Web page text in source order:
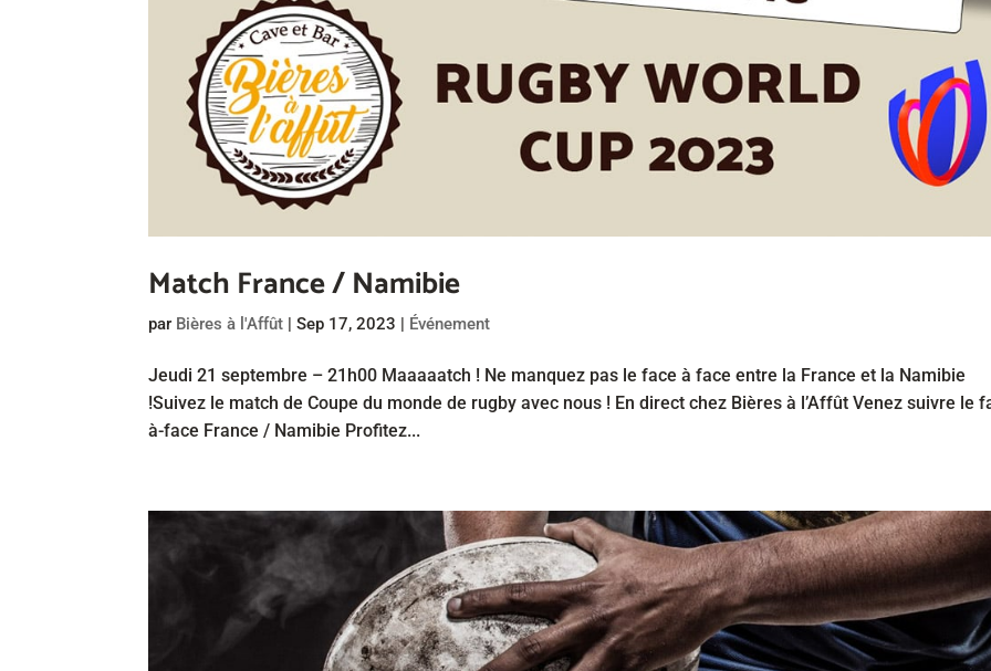
Match France / Namibie
par Bières à l'Affût |Sep 17, 2023 | Événement
Jeudi 21 septembre – 21h00 Maaaaatch ! Ne manquez pas le face à face entre la France et la Namibie
!Suivez le match de Coupe du monde de rugby avec nous ! En direct chez Bières à l’Affût Venez suivre le
à-face France / Namibie Profitez...